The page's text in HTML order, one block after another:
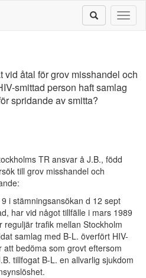
vid åtal för grov misshandel och
smittad person haft samlag
spridande av smitta?
TR ansvar å J.B., född
till grov misshandel och
i stämningsansökan d 12 sept
har vid något tillfälle i mars 1989
trafik mellan Stockholm
samlag med B-L. överfört HIV-
bedöma som grovt eftersom
tillfogat B-L. en allvarlig sjukdom